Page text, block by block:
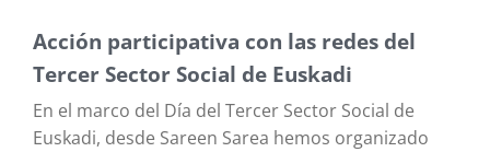
Acción participativa con las redes del
Tercer Sector Social de Euskadi
En el marco del Día del Tercer Sector Social de
Euskadi, desde Sareen Sarea hemos organizado